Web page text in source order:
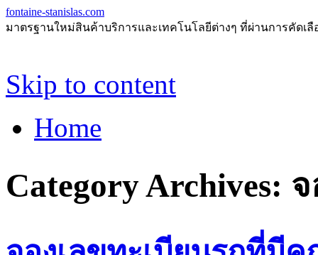
fontaine-stanislas.com
มาตรฐานใหม่สินค้าบริการและเทคโนโลยีต่างๆ ที่ผ่านการคัด
Skip to content
Home
Category Archives: